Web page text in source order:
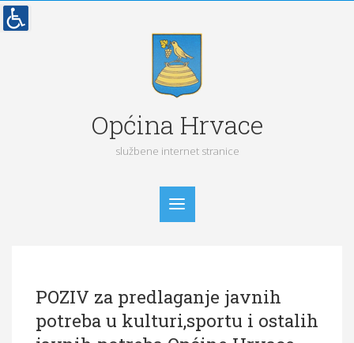
Općina Hrvace
službene internet stranice
Vijesti
Obavijesti
POZIV za predlaganje javnih
potreba u kulturi,sportu i ostalih